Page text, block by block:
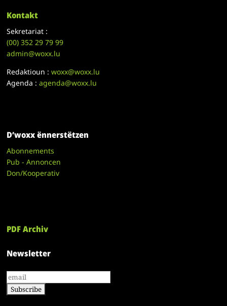
Kontakt
Sekretariat :
(00)352 29 79 99
admin@woxx.lu
Redaktioun :woxx@woxx.lu
Agenda :agenda@woxx.lu
D’woxx ënnerstëtzen
Abonnements
Pub - Annoncen
Don/Kooperativ
PDF Archiv
Newsletter